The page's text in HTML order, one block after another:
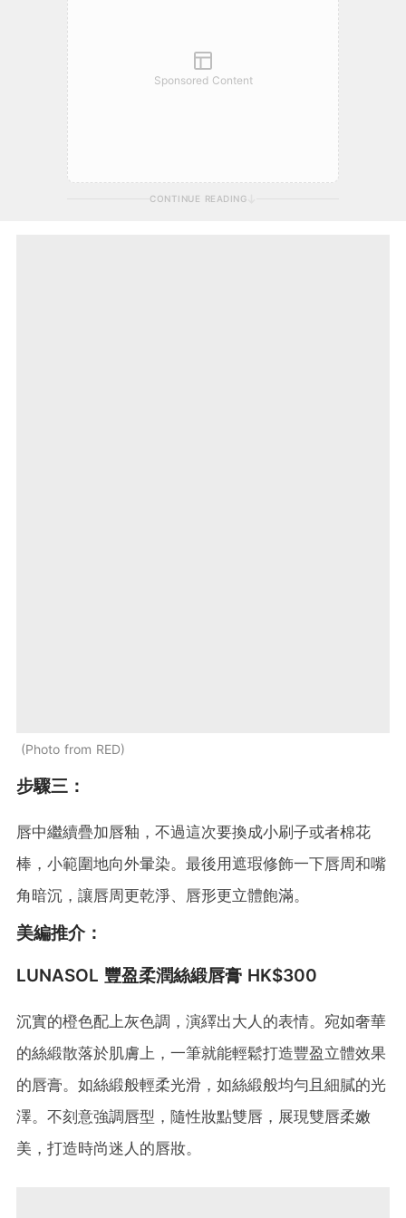
Sponsored Content
CONTINUE READING
Photo from RED
步驟三：
唇中繼續疊加唇釉，不過這次要換成小刷子或者棉花
棒，小範圍地向外暈染。最後用遮瑕修飾一下唇周和嘴
角暗沉，讓唇周更乾淨、唇形更立體飽滿。
美編推介：
LUNASOL 豐盈柔潤絲緞唇膏 HK$300
沉實的橙色配上灰色調，演繹出大人的表情。宛如奢華
的絲緞散落於肌膚上，一筆就能輕鬆打造豐盈立體效果
的唇膏。如絲緞般輕柔光滑，如絲緞般均勻且細膩的光
澤。不刻意強調唇型，隨性妝點雙唇，展現雙唇柔嫩
美，打造時尚迷人的唇妝。